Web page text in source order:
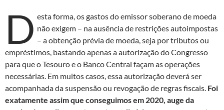
D esta forma, os gastos do emissor soberano de moeda
não exigem – na ausência de restrições autoimpostas
– a obtenção prévia de moeda, seja por tributos ou
empréstimos, bastando apenas a autorização do Congresso
para que o Tesouro e o Banco Central façam as operações
necessárias. Em muitos casos, essa autorização deverá ser
acompanhada da suspensão ou revogação de regras fiscais. Foi
exatamente assim que conseguimos em 2020, auge da